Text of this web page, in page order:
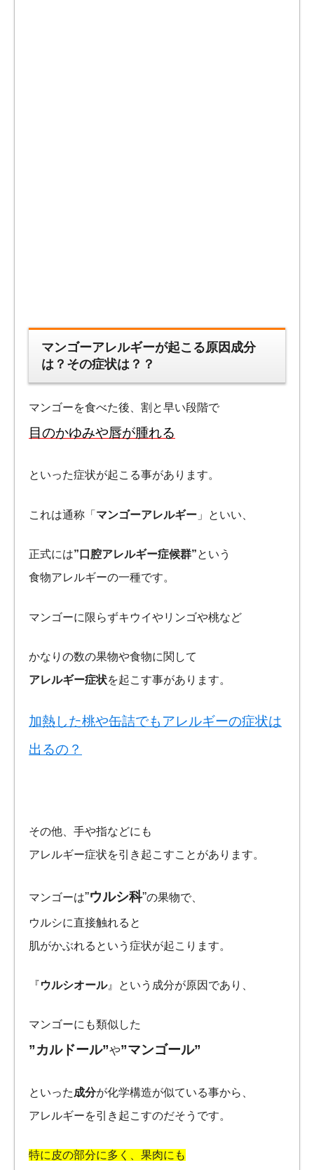
マンゴーアレルギーが起こる原因成分
は？その症状は？？
マンゴーを食べた後、割と早い段階で
目のかゆみや唇が腫れる
といった症状が起こる事があります。
これは通称「 マンゴーアレルギー 」といい、
正式には”口腔アレルギー症候群”という
食物アレルギーの一種です。
マンゴーに限らずキウイやリンゴや桃など
かなりの数の果物や食物に関して
アレルギー症状を起こす事があります。
加熱した桃や缶詰でもアレルギーの症状は
出るの？
その他、手や指などにも
アレルギー症状を引き起こすことがあります。
マンゴーは”ウルシ科”の果物で、
ウルシに直接触れると
肌がかぶれるという症状が起こります。
『ウルシオール』という成分が原因であり、
マンゴーにも類似した
”カルドール”や”マンゴール”
といった成分が化学構造が似ている事から、
アレルギーを引き起こすのだそうです。
特に皮の部分に多く、果肉にも